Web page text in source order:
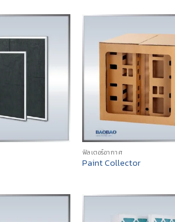
ฟิลเตอร์อากาศ
Paint Collector